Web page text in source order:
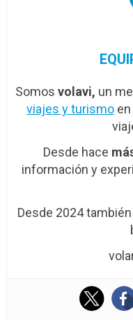
Somosvolavi, un
viajes y turismoen
Desde hace
información y
Desde 2024